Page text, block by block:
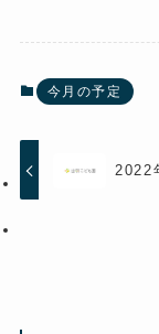
今月の予定
2022